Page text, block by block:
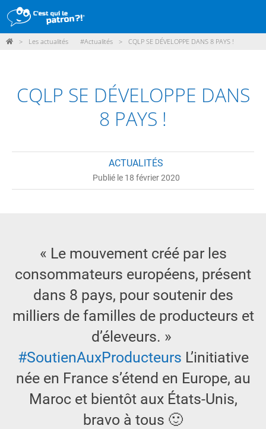
POINTS DE VENTE
PARTICIPER
ACTUALITÉS
ME CONNECTER / ADHÉRER
> Les actualités #Actualités > CQLP SE DÉVELOPPE DANS 8 PAYS !
CQLP SE DÉVELOPPE DANS
8 PAYS !
ACTUALITÉS
Publié le 18 février 2020
« Le mouvement créé par les
consommateurs européens, présent
dans 8 pays, pour soutenir des
milliers de familles de producteurs et
d’éleveurs. »
#SoutienAuxProducteurs L’initiative
née en France s’étend en Europe, au
Maroc et bientôt aux États-Unis,
bravo à tous 🙂